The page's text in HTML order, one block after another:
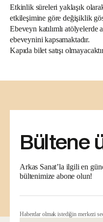
Etkinlik süreleri yaklaşık
etkileşimine göre değişiklik
Ebeveyn katılımlı
ebeveynini kapsamaktadır.
Kapıda bilet satışı
Bültene
Arkas Sanat’la ilgili en
bültenimize abone olun!
Haberdar olmak istediğin merkezi